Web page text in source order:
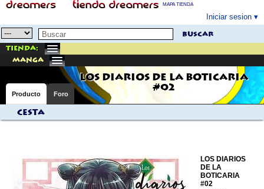
MAPA TIENDA
Iniciar sesion
buscar
Tienda:
manga
LOS DIARIOS DE LA BOTICARIA
#02
Producto Foro
Cesta
LOS DIARIOS
DE LA
BOTICARIA
#02